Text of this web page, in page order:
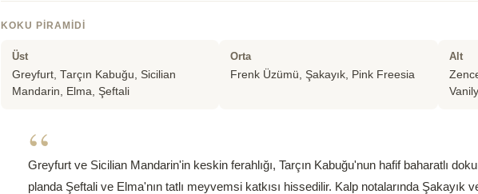
KOKU PIRAMIDI
Üst
Greyfurt, Tarçın Kabuğu, Sicilian
Mandarin, Elma, Şeftali
Orta
Frenk Üzümü, Şakayık, Pink Freesia
Alt
“
Greyfurt ve Sicilian Mandarin'in keskin ferahlığı, Tarçın Kabuğu'nun hafif baharatlı
planda Şeftali ve Elma'nın tatlı meyvemsi katkısı hissedilir. Kalp notalarında Şakayık